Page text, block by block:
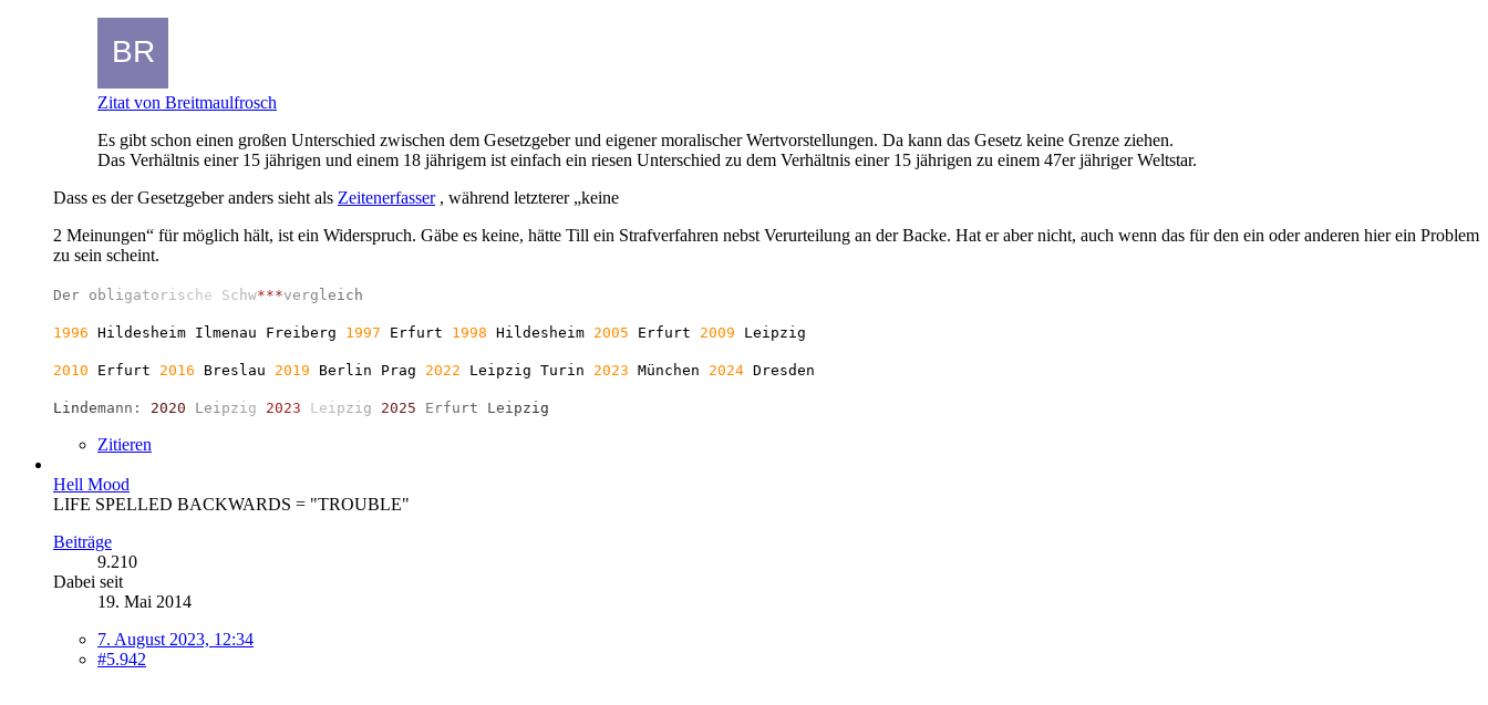
Zitat von Breitmaulfrosch
Es gibt schon einen großen Unterschied zwischen dem Gesetzgeber und eigener moralischer Wertvorstellungen. Da kann das Gesetz keine Grenze ziehen.
Das Verhältnis einer 15 jährigen und einem 18 jährigem ist einfach ein riesen Unterschied zu dem Verhältnis einer 15 jährigen zu einem 47er jähriger Weltstar.
Dass es der Gesetzgeber anders sieht als Zeitenerfasser, während letzterer „keine
2 Meinungen“ für möglich hält, ist ein Widerspruch. Gäbe es keine, hätte Till ein Strafverfahren nebst Verurteilung an der Backe. Hat er aber nicht, auch wenn das für den ein oder anderen hier ein Problem
zu sein scheint.
De r o b l i gato ri sc he Sc hw***ve rg l ei c h
1996 Hildesheim Ilmenau Freiberg 1997 Erfurt 1998 Hildesheim 2005 Erfurt 2009 Leipzig
2010 Erfurt 2016 Breslau 2019 Berlin Prag 2022 Leipzig Turin 2023 München 2024 Dresden
L i ndemann : 2020 L ei pzi g 2023 L ei pzi g 2025 E rfu rt L ei pzi g
Zitieren
Hell Mood
LIFE SPELLED BACKWARDS = "TROUBLE"
Beiträge
9.210
Dabei seit
19. Mai 2014
7. August 2023, 12:34
#5.942